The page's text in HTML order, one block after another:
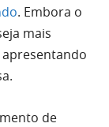
. Embora o
mais
de